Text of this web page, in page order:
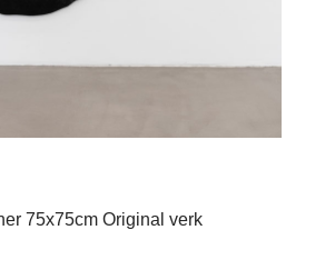
75x75cm Original verk